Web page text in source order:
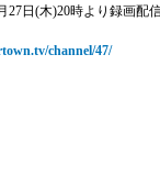
日(木)20時より録画配信
channel/47/